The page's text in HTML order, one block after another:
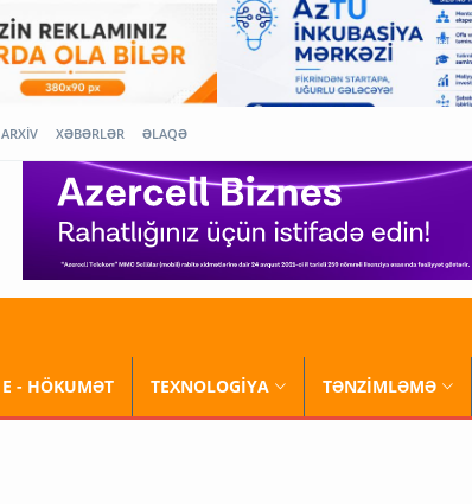
ARXİV XƏBƏRLƏR ƏLAQƏ
E - HÖKUMƏT TEXNOLOGİYA TƏNZİMLƏMƏ